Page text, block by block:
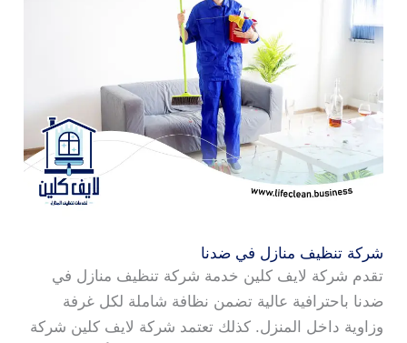
شركة تنظيف منازل في ضدنا
تقدم شركة لايف كلين خدمة شركة تنظيف منازل في
ضدنا باحترافية عالية تضمن نظافة شاملة لكل غرفة
وزاوية داخل المنزل. كذلك تعتمد شركة لايف كلين شركة